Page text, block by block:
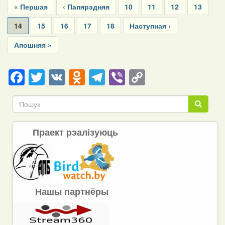
First
page
« Першая
Previous
page
‹ Папярэдняя Page
10 Page
11 Page
12 Page
13
Current
page
14 Page
15 Page
16 Page
17 Page
18
Next
page
Наступная ›
Last
page
Апошняя »
Facebook
Twitter
VKOdnoklassniki
Telegram
ViberCopy
Link Пошук
Пошук
Праект рэалізуюць
Нашы партнёры